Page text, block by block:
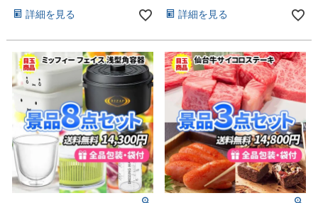
詳細を見る 詳細を見る